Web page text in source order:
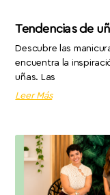
Tendencias de
Descubre las
encuentra la
uñas. Las
Leer Más